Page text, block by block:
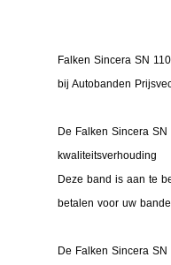
Falken Sincera SN
bij Autobanden
De Falken Sincera
kwaliteitsverhouding
Deze band is aan te
betalen voor uw
De Falken Sincera